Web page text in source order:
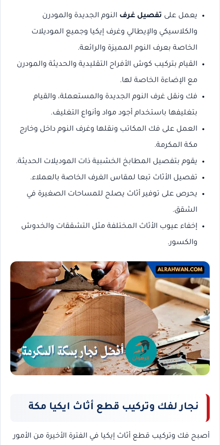
يعمل على تفصيل غرف النوم الجديدة والمودرن
والكلاسيكي والإيطالي وغرف إيكيا وجميع الموديلات
الخاصة بعرف النوم المميزة والرائعة.
القيام بتركيب كوش الأفراح التقليدية والحديثة والمودرن
مع الإضاءة الخاصة لها.
فك ونقل غرف النوم الجديدة والمستعملة، والقيام
بتغليفها باستخدام أجود مواد وأنواع التغليف.
العمل على فك المكاتب ونقلها وغرف النوم داخل وخارج
مكة المكرمة.
يقوم بتفصيل المطابخ الخشبية ذات الموديلات الحديثة.
تفصيل الأثاث تبعا لمقاس الغرف الخاصة بالعملاء.
يحرص على توفير أثاث يصلح للمساحات الصغيرة في
الشقق.
إخفاء عيوب الأثاث المختلفة مثل التشققات والخدوش
والكسور.
نجار لفك وتركيب قطع أثاث ايكيا مكة
أصبح فك وتركيب قطع أثاث إيكيا في الفترة الأخيرة من الأمور